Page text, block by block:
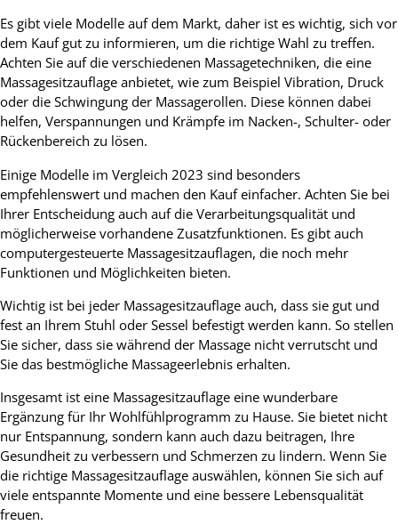
Es gibt viele Modelle auf dem Markt, daher ist es wichtig, sich vor
dem Kauf gut zu informieren, um die richtige Wahl zu treffen.
Achten Sie auf die verschiedenen Massagetechniken, die eine
Massagesitzauflage anbietet, wie zum Beispiel Vibration, Druck
oder die Schwingung der Massagerollen. Diese können dabei
helfen, Verspannungen und Krämpfe im Nacken-, Schulter- oder
Rückenbereich zu lösen.
Einige Modelle im Vergleich 2023 sind besonders
empfehlenswert und machen den Kauf einfacher. Achten Sie bei
Ihrer Entscheidung auch auf die Verarbeitungsqualität und
möglicherweise vorhandene Zusatzfunktionen. Es gibt auch
computergesteuerte Massagesitzauflagen, die noch mehr
Funktionen und Möglichkeiten bieten.
Wichtig ist bei jeder Massagesitzauflage auch, dass sie gut und
fest an Ihrem Stuhl oder Sessel befestigt werden kann. So stellen
Sie sicher, dass sie während der Massage nicht verrutscht und
Sie das bestmögliche Massageerlebnis erhalten.
Insgesamt ist eine Massagesitzauflage eine wunderbare
Ergänzung für Ihr Wohlfühlprogramm zu Hause. Sie bietet nicht
nur Entspannung, sondern kann auch dazu beitragen, Ihre
Gesundheit zu verbessern und Schmerzen zu lindern. Wenn Sie
die richtige Massagesitzauflage auswählen, können Sie sich auf
viele entspannte Momente und eine bessere Lebensqualität
freuen.